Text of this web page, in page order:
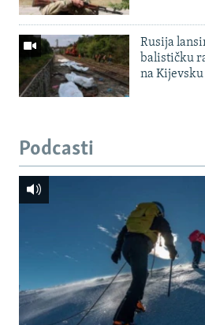
Rusija
balističku
na
Podcasti